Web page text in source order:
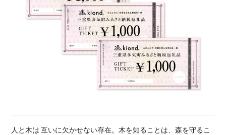
人と木は 互いに欠かせない存在。木を知ることは、森を守るこ